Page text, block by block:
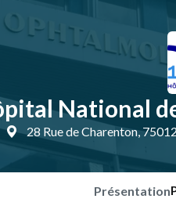
National
28 Rue de Charenton,
Présentation